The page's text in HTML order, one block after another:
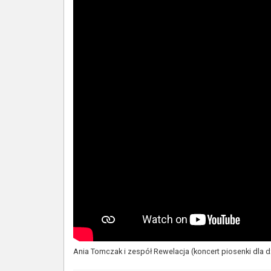
Ania Tomczak i zespół Rewelacja (koncert piosenki dla